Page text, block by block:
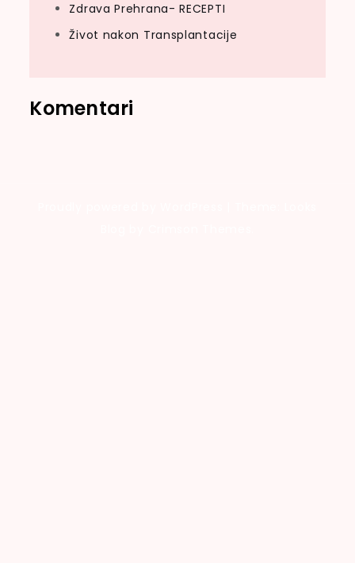
Zdrava Prehrana- RECEPTI
Život nakon Transplantacije
Komentari